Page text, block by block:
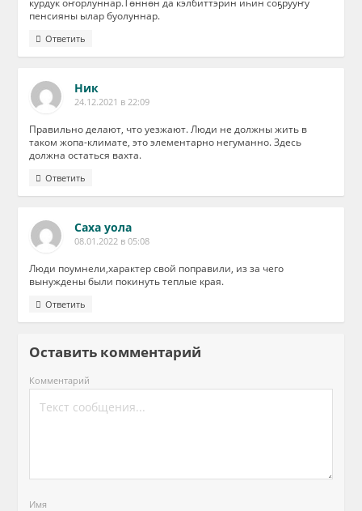
пенсияны ылар буолуннар.
Ответить
Ник
24.12.2021 в 22:09
Правильно делают, что уезжают. Люди не должны жить в
таком жопа-климате, это элементарно негуманно. Здесь
должна остаться вахта.
Ответить
Саха уола
08.01.2022 в 05:08
Люди поумнели,характер свой поправили, из за чего
вынуждены были покинуть теплые края.
Ответить
Оставить комментарий
Комментарий
Имя